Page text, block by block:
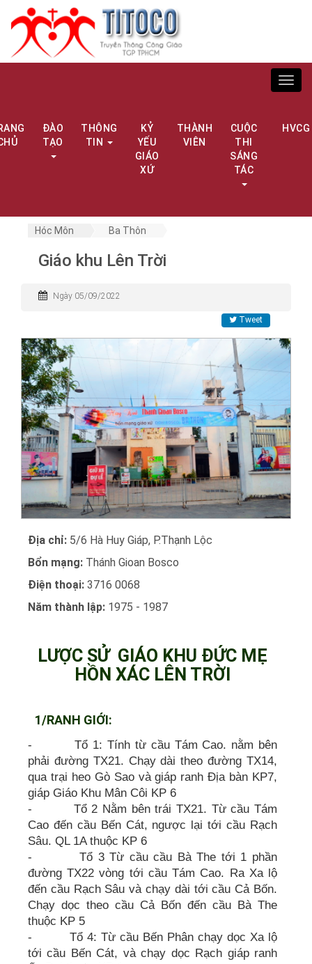
ĐÀO
TẠO
THÔNG
TIN
KỶ
YẾU
GIÁO
XỨ
THÀNH
VIÊN
CUỘC
THI
SÁNG
TÁC
HVCG
Hóc Môn Ba Thôn
Giáo khu Lên Trời
Ngày 05/09/2022
Tweet
Địa chỉ: 5/6 Hà Huy Giáp, P.Thạnh Lộc
Bổn mạng: Thánh Gioan Bosco
Điện thoại: 3716 0068
Năm thành lập: 1975 - 1987
LƯỢC SỬ GIÁO KHU ĐỨC MẸ
HỒN XÁC LÊN TRỜI
1/RANH GIỚI:
- Tổ 1: Tính từ cầu Tám Cao. nằm bên
phải đường TX21. Chạy dài theo đường TX14,
qua trại heo Gò Sao và giáp ranh Địa bàn KP7,
giáp Giáo Khu Mân Côi KP 6
- Tổ 2 Nằm bên trái TX21. Từ cầu Tám
Cao đến cầu Bến Cát, ngược lại tới cầu Rạch
Sâu. QL 1A thuộc KP 6
- Tổ 3 Từ cầu cầu Bà The tới 1 phần
đường TX22 vòng tới cầu Tám Cao. Ra Xa lộ
đến cầu Rạch Sâu và chạy dài tới cầu Cả Bốn.
Chạy dọc theo cầu Cả Bốn đến cầu Bà The
thuộc KP 5
- Tổ 4: Từ cầu Bến Phân chạy dọc Xa lộ
tới cầu Bến Cát, và chạy dọc Rạch giáp ranh